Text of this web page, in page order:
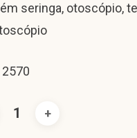
seringa, otoscópio,
2570